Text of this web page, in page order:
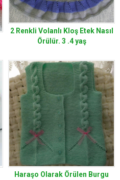
2 Renkli Volanlı Kloş Etek Nasıl
Örülür. 3 .4 yaş
Haraşo Olarak Örülen Burgu